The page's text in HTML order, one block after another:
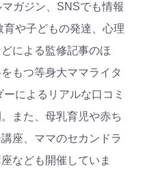
ガジン、SNSでも情報
や子どもの発達、心理
による監修記事のほ
もつ等身大ママライタ
によるリアルな口コミ
また、母乳育児や赤ち
座、ママのセカンドラ
なども開催していま